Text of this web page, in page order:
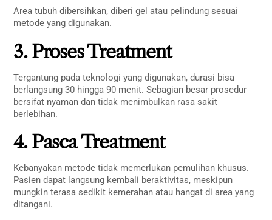
Area tubuh dibersihkan, diberi gel atau pelindung sesuai
metode yang digunakan.
3. Proses Treatment
Tergantung pada teknologi yang digunakan, durasi bisa
berlangsung 30 hingga 90 menit. Sebagian besar prosedur
bersifat nyaman dan tidak menimbulkan rasa sakit
berlebihan.
4. Pasca Treatment
Kebanyakan metode tidak memerlukan pemulihan khusus.
Pasien dapat langsung kembali beraktivitas, meskipun
mungkin terasa sedikit kemerahan atau hangat di area yang
ditangani.